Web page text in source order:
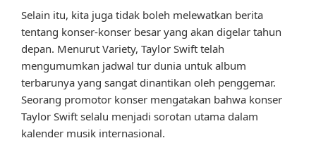
Selain itu, kita juga tidak boleh melewatkan berita
tentang konser-konser besar yang akan digelar tahun
depan. Menurut Variety, Taylor Swift telah
mengumumkan jadwal tur dunia untuk album
terbarunya yang sangat dinantikan oleh penggemar.
Seorang promotor konser mengatakan bahwa konser
Taylor Swift selalu menjadi sorotan utama dalam
kalender musik internasional.